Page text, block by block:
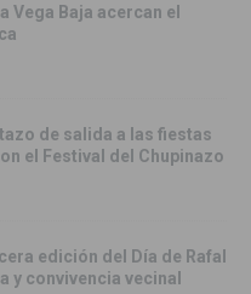
Vega Baja acercan el
de salida a las fiestas
el Festival del Chupinazo
edición del Día de Rafal
y convivencia vecinal